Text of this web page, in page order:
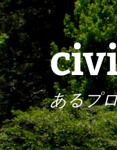
あるプ